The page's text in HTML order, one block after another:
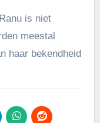
is niet
meestal
haar bekendheid